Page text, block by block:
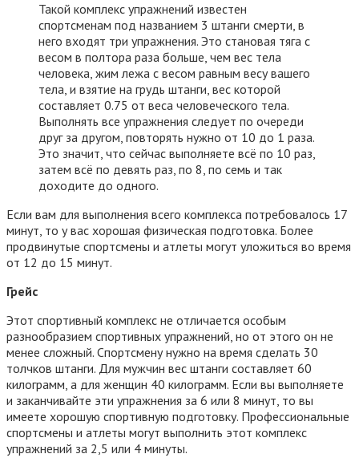
Такой комплекс упражнений известен
спортсменам под названием 3 штанги смерти, в
него входят три упражнения. Это становая тяга с
весом в полтора раза больше, чем вес тела
человека, жим лежа с весом равным весу вашего
тела, и взятие на грудь штанги, вес которой
составляет 0.75 от веса человеческого тела.
Выполнять все упражнения следует по очереди
друг за другом, повторять нужно от 10 до 1 раза.
Это значит, что сейчас выполняете всё по 10 раз,
затем всё по девять раз, по 8, по семь и так
доходите до одного.
Если вам для выполнения всего комплекса потребовалось 17
минут, то у вас хорошая физическая подготовка. Более
продвинутые спортсмены и атлеты могут уложиться во время
от 12 до 15 минут.
Грейс
Этот спортивный комплекс не отличается особым
разнообразием спортивных упражнений, но от этого он не
менее сложный. Спортсмену нужно на время сделать 30
толчков штанги. Для мужчин вес штанги составляет 60
килограмм, а для женщин 40 килограмм. Если вы выполняете
и заканчивайте эти упражнения за 6 или 8 минут, то вы
имеете хорошую спортивную подготовку. Профессиональные
спортсмены и атлеты могут выполнить этот комплекс
упражнений за 2,5 или 4 минуты.